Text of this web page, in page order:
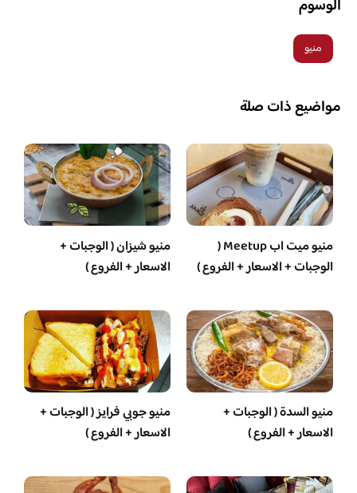
الوسوم
منيو
مواضيع ذات صلة
منيو ميت اب Meetup (
الوجبات + الاسعار + الفروع )
منيو شيزان ( الوجبات +
الاسعار + الفروع )
منيو السدة ( الوجبات +
الاسعار + الفروع )
منيو جوبي فرايز ( الوجبات +
الاسعار + الفروع )